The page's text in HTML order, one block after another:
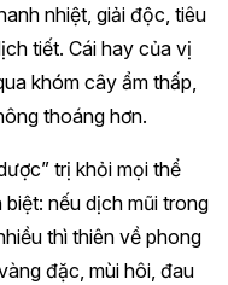
nhiệt, giải độc, tiêu
tiết. Cái hay của vị
khóm cây ẩm thấp,
thoáng hơn.
trị khỏi mọi thể
nếu dịch mũi trong
thì thiên về phong
đặc, mùi hôi, đau